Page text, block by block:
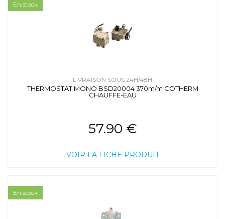
LIVRAISON SOUS 24H/48H
THERMOSTAT MONO BSD20004 370m/m COTHERM
CHAUFFE-EAU
57.90 €
VOIR LA FICHE PRODUIT
En stock
En stock